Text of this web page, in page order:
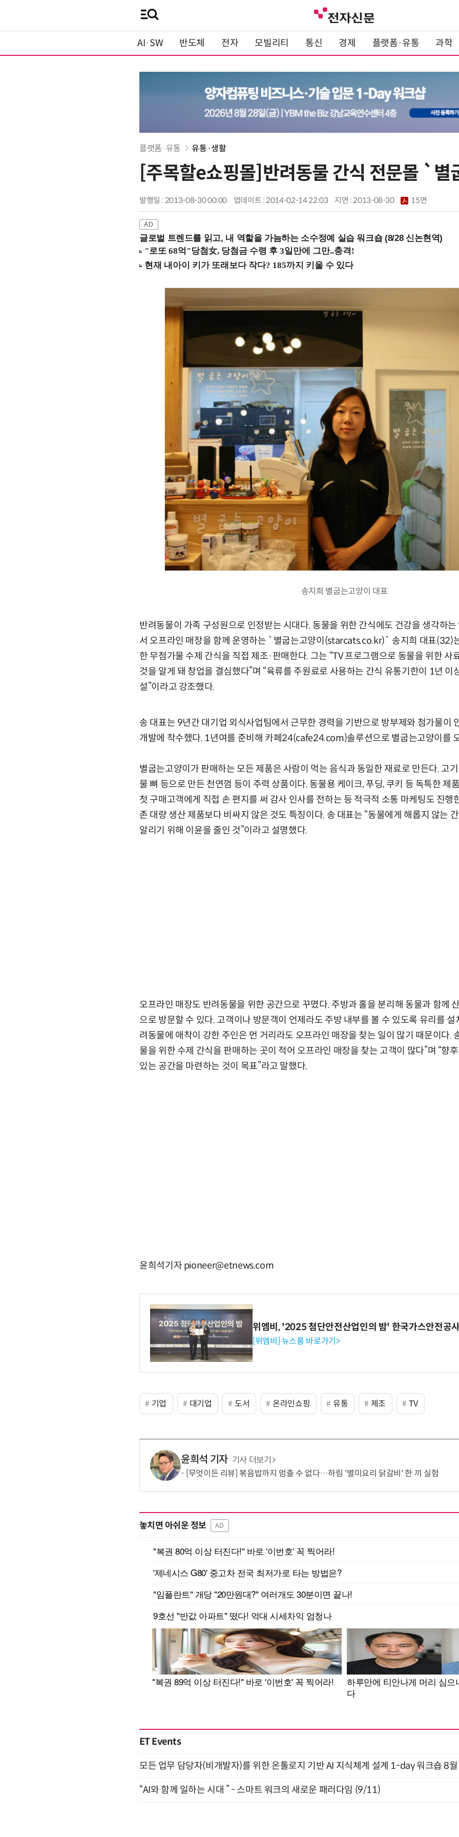
AI·SW 반도체 전자 모빌리티 통신 경제 플랫폼·유통 과학
플랫폼·유통 유통·생활
[주목할e쇼핑몰]반려동물 간식 전문몰 `별
발행일 : 2013-08-30 00:00 업데이트 : 2014-02-14 22:03 지면 :2013-08-30 15면
글로벌 트렌드를 읽고, 내 역할을 가늠하는 소수정예 실습 워크숍 (8/28 신논현역)
송지희 별굽는고양이 대표
반려동물이 가족 구성원으로 인정받는 시대다. 동물을 위한 간식에도 건강을 생각하는
서 오프라인 매장을 함께 운영하는 `별굽는고양이(starcats.co.kr)` 송지희 대표(32)
한 무첨가물 수제 간식을 직접 제조·판매한다. 그는 “TV 프로그램으로 동물을 위한 사
것을 알게 돼 창업을 결심했다”며 “육류를 주원료로 사용하는 간식 유통기한이 1년 이
설”이라고 강조했다.
송 대표는 9년간 대기업 외식사업팀에서 근무한 경력을 기반으로 방부제와 첨가물이
개발에 착수했다. 1년여를 준비해 카페24(cafe24.com)솔루션으로 별굽는고양이를
별굽는고양이가 판매하는 모든 제품은 사람이 먹는 음식과 동일한 재료로 만든다. 고
물 뼈 등으로 만든 천연껌 등이 주력 상품이다. 동물용 케이크, 푸딩, 쿠키 등 독특한 제
첫 구매고객에게 직접 손 편지를 써 감사 인사를 전하는 등 적극적 소통 마케팅도 진행
존 대량 생산 제품보다 비싸지 않은 것도 특징이다. 송 대표는 “동물에게 해롭지 않는
알리기 위해 이윤을 줄인 것”이라고 설명했다.
오프라인 매장도 반려동물을 위한 공간으로 꾸몄다. 주방과 홀을 분리해 동물과 함께
으로 방문할 수 있다. 고객이나 방문객이 언제라도 주방 내부를 볼 수 있도록 유리를
려동물에 애착이 강한 주인은 먼 거리라도 오프라인 매장을 찾는 일이 많기 때문이다.
물을 위한 수제 간식을 판매하는 곳이 적어 오프라인 매장을 찾는 고객이 많다”며 “향
있는 공간을 마련하는 것이 목표”라고 말했다.
윤희석기자 pioneer@etnews.com
위엠비, '2025 첨단안전산업인의 밤' 한국가스안전공
[위엠비] 뉴스룸 바로가기>
기업 대기업 도서 온라인쇼핑 유통 제조 TV
윤희석 기자 기사 더보기
[무엇이든 리뷰] 볶음밥까지 멈출 수 없다…하림 '별미요리 닭갈비' 한 끼 실험
놓치면 아쉬운 정보 AD
ET Events
모든 업무 담당자(비개발자)를 위한 온톨로지 기반 AI 지식체계 설계 1-day 워크숍 8월
“AI와 함께 일하는 시대 ” - 스마트 워크의 새로운 패러다임 (9/11)